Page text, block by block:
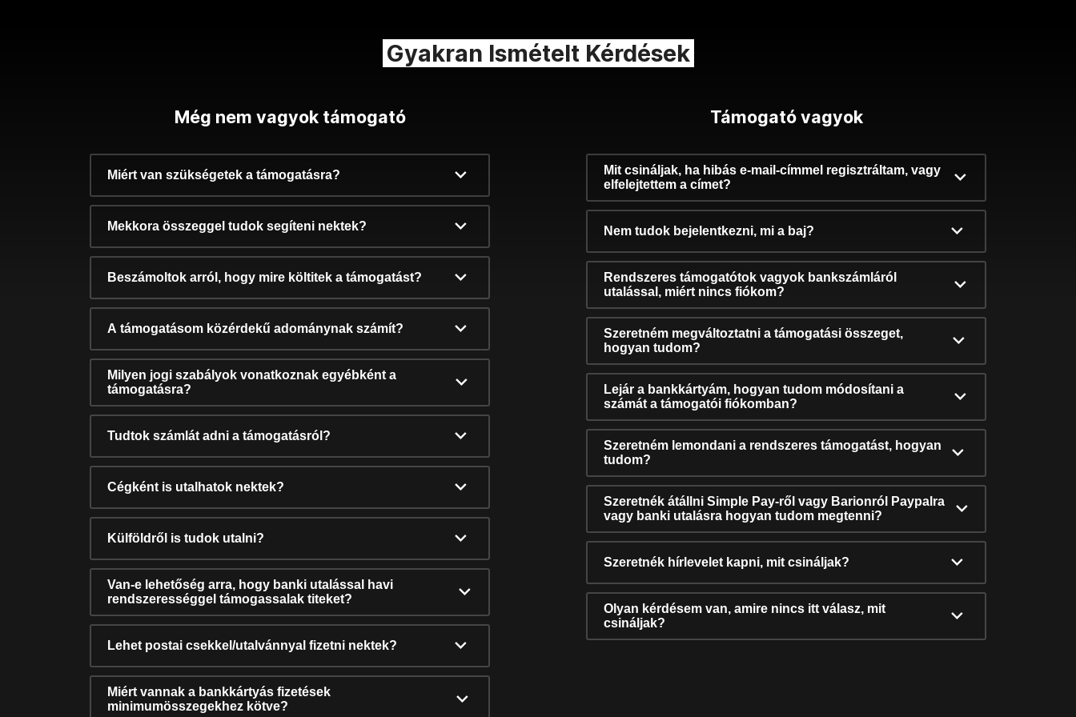
Gyakran Ismételt Kérdések
Még nem vagyok támogató
Miért van szükségetek a támogatásra?
Mekkora összeggel tudok segíteni nektek?
Beszámoltok arról, hogy mire költitek a támogatást?
A támogatásom közérdekű adománynak számít?
Milyen jogi szabályok vonatkoznak egyébként a
támogatásra?
Tudtok számlát adni a támogatásról?
Cégként is utalhatok nektek?
Külföldről is tudok utalni?
Van-e lehetőség arra, hogy banki utalással havi
rendszerességgel támogassalak titeket?
Lehet postai csekkel/utalvánnyal fizetni nektek?
Miért vannak a bankkártyás fizetések
minimumösszegekhez kötve?
Támogató vagyok
Mit csináljak, ha hibás e-mail-címmel regisztráltam, vagy
elfelejtettem a címet?
Nem tudok bejelentkezni, mi a baj?
Rendszeres támogatótok vagyok bankszámláról
utalással, miért nincs fiókom?
Szeretném megváltoztatni a támogatási összeget,
hogyan tudom?
Lejár a bankkártyám, hogyan tudom módosítani a
számát a támogatói fiókomban?
Szeretném lemondani a rendszeres támogatást, hogyan
tudom?
Szeretnék átállni Simple Pay-ről vagy Barionról Paypalra
vagy banki utalásra hogyan tudom megtenni?
Szeretnék hírlevelet kapni, mit csináljak?
Olyan kérdésem van, amire nincs itt válasz, mit
csináljak?